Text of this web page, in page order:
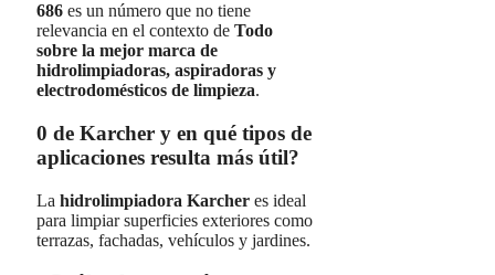
686 es un número que no tiene
relevancia en el contexto de Todo
sobre la mejor marca de
hidrolimpiadoras, aspiradoras y
electrodomésticos de limpieza.
0 de Karcher y en qué tipos de
aplicaciones resulta más útil?
La hidrolimpiadora Karcher es ideal
para limpiar superficies exteriores como
terrazas, fachadas, vehículos y jardines.